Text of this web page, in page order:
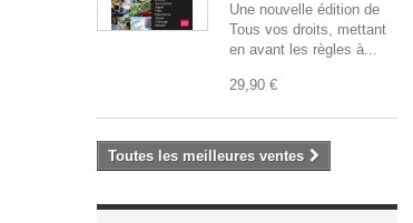
Une nouvelle édition de
Tous vos droits, mettant
en avant les règles à...
29,90 €
Toutes les meilleures ventes